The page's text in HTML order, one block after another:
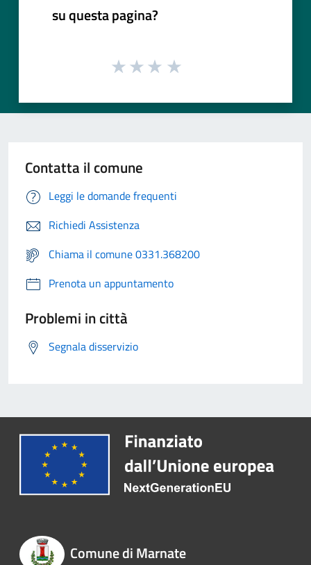
su questa pagina?
Contatta il comune
Leggi le domande frequenti
Richiedi Assistenza
Chiama il comune 0331.368200
Prenota un appuntamento
Problemi in città
Segnala disservizio
Comune di Marnate